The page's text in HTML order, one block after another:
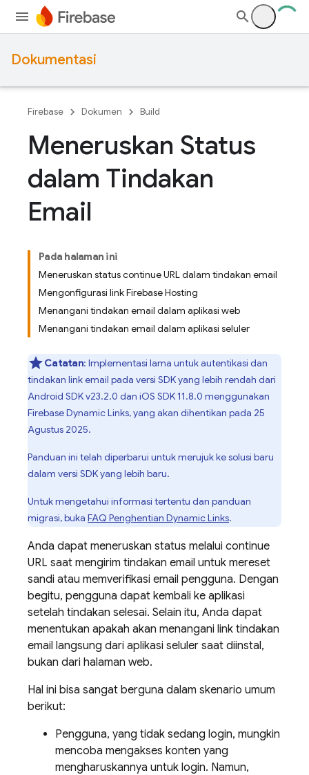
Dokumentasi
Firebase Dokumen Build
Meneruskan Status
dalam Tindakan
Email
Pada halaman ini
Meneruskan status continue URL dalam tindakan email
Mengonfigurasi link Firebase Hosting
Menangani tindakan email dalam aplikasi web
Menangani tindakan email dalam aplikasi seluler
Catatan: Implementasi lama untuk autentikasi dan
tindakan link email pada versi SDK yang lebih rendah dari
Android SDK v23.2.0 dan iOS SDK 11.8.0 menggunakan
Firebase Dynamic Links, yang akan dihentikan pada 25
Agustus 2025.
Panduan ini telah diperbarui untuk merujuk ke solusi baru
dalam versi SDK yang lebih baru.
Untuk mengetahui informasi tertentu dan panduan
migrasi, buka FAQ Penghentian Dynamic Links.
Anda dapat meneruskan status melalui continue
URL saat mengirim tindakan email untuk mereset
sandi atau memverifikasi email pengguna. Dengan
begitu, pengguna dapat kembali ke aplikasi
setelah tindakan selesai. Selain itu, Anda dapat
menentukan apakah akan menangani link tindakan
email langsung dari aplikasi seluler saat diinstal,
bukan dari halaman web.
Hal ini bisa sangat berguna dalam skenario umum
berikut:
Pengguna, yang tidak sedang login, mungkin
mencoba mengakses konten yang
mengharuskannya untuk login. Namun,